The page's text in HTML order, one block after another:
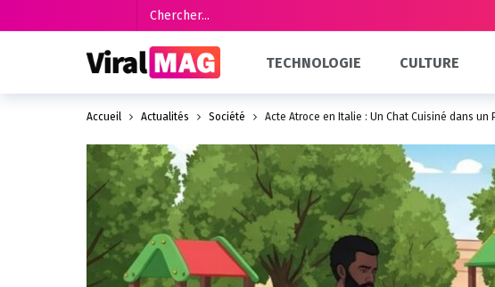
TECHNOLOGIE CULTURE
Accueil Actualités Société Acte Atroce en Italie : Un Chat Cuisiné dans un